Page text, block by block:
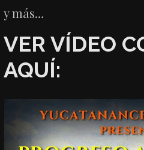
y más…
VER VÍDEO
AQUÍ: